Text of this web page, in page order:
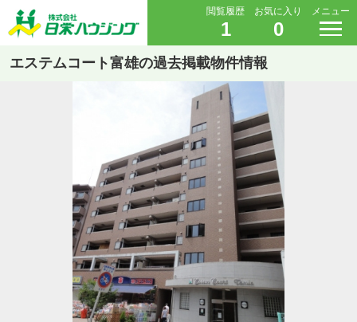
閲覧履歴
1
お気に入り
0
メニュー
エステムコート富雄の過去掲載物件情報